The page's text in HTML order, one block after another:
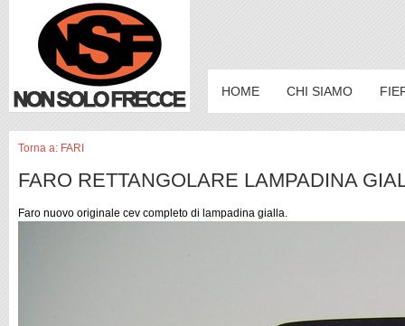
HOME CHI SIAMO
Torna a: FARI
FARO RETTANGOLARE LAMPADINA
Faro nuovo originale cev completo di lampadina gialla.